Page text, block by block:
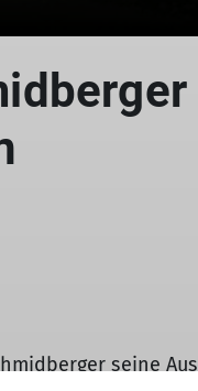
seine